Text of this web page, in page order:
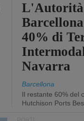
40% di
Navarra
Barcellona
Il restante 60% del
Hutchison Ports